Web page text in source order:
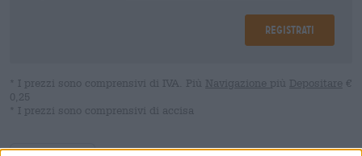
Registrati
* I prezzi sono comprensivi di IVA. Più Navigazione più Depositare €
0,25
* I prezzi sono comprensivi di accisa